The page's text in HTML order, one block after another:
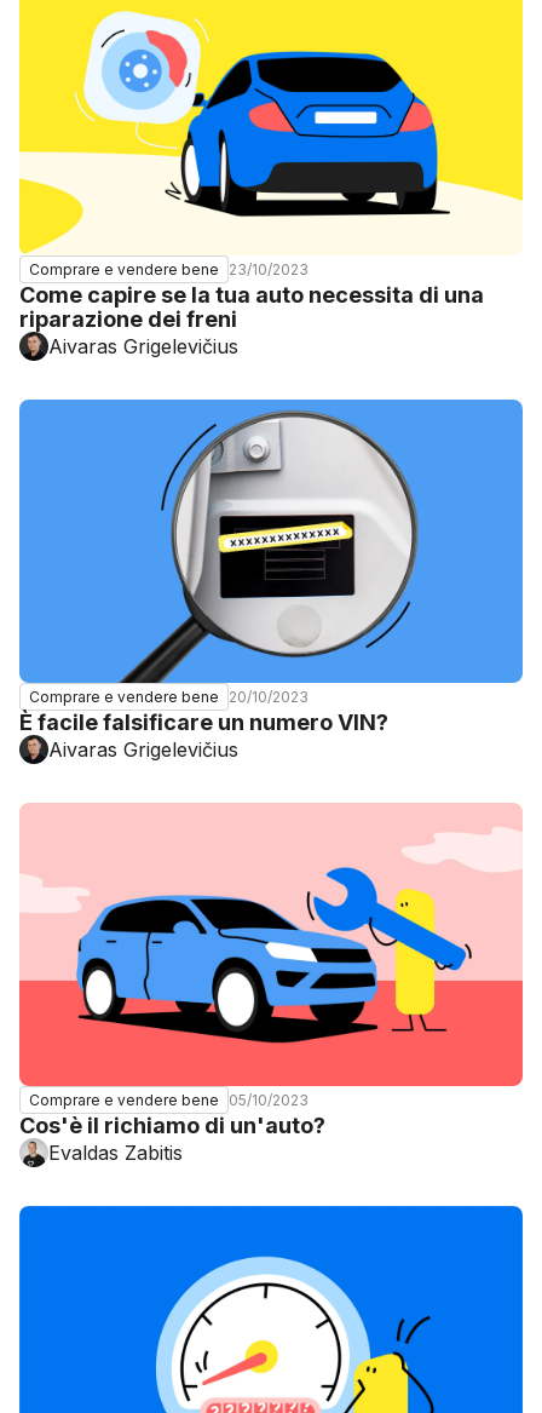
Comprare e vendere bene 23/10/2023
Come capire se la tua auto necessita di una
riparazione dei freni
Aivaras Grigelevičius
Comprare e vendere bene 20/10/2023
È facile falsificare un numero VIN?
Aivaras Grigelevičius
Comprare e vendere bene 05/10/2023
Cos'è il richiamo di un'auto?
Evaldas Zabitis